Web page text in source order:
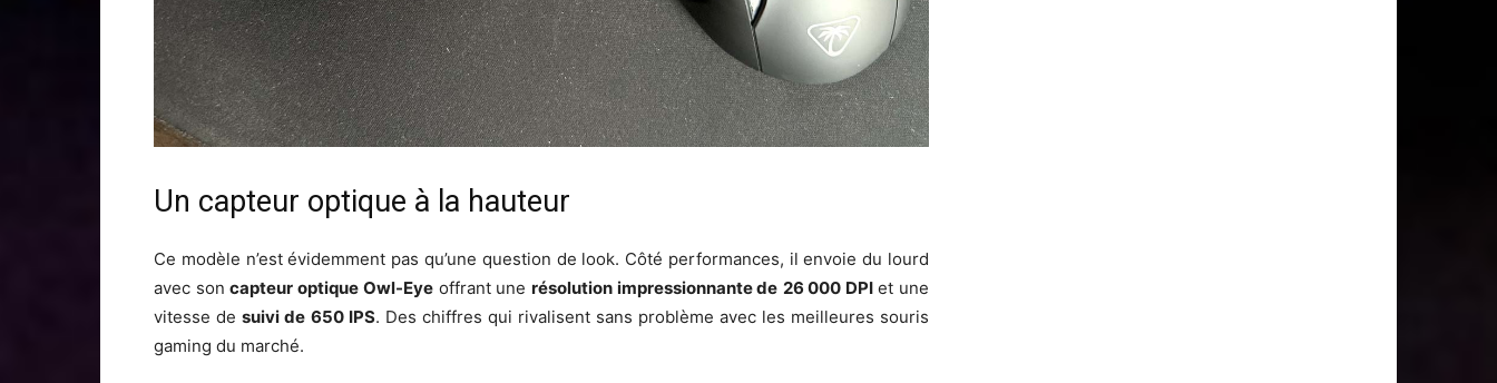
Un capteur optique à la hauteur
Ce modèle n’est évidemment pas qu’une question de look. Côté performances, il envoie du lourd
avec soncapteur optique Owl-Eye offrant unerésolution impressionnante de 26 000 DPIet une
vitesse de suivi de 650 IPS. Des chiffres qui rivalisent sans problème avec les meilleures souris
gaming du marché.